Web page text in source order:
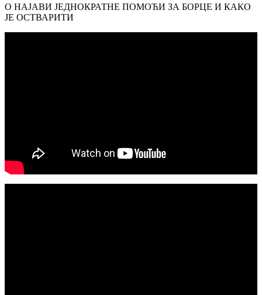
О НАЈАВИ ЈЕДНОКРАТНЕ ПОМОЋИ ЗА БОРЦЕ И КАКО
ЈЕ ОСТВАРИТИ